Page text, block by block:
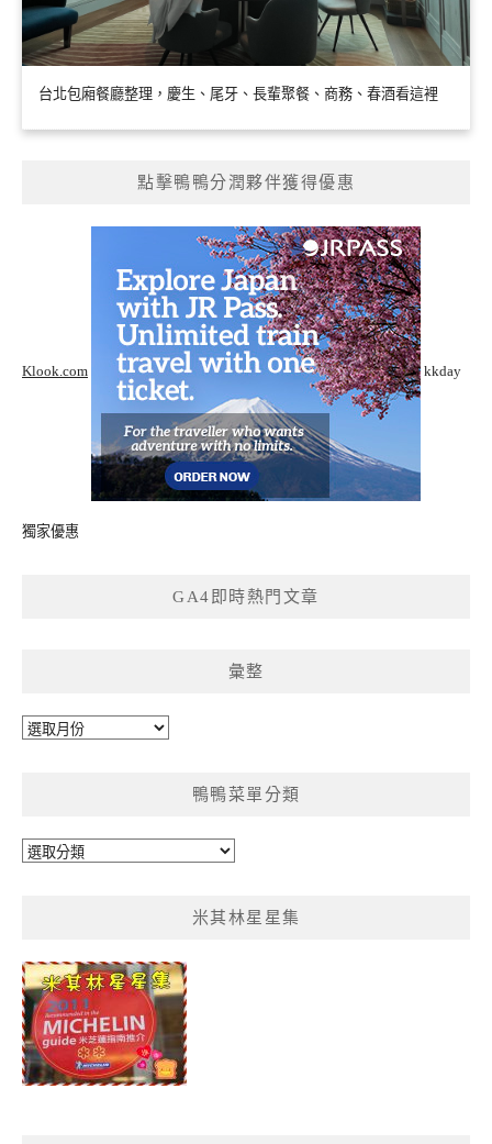
台北包廂餐廳整理，慶生、尾牙、長輩聚餐、商務、春酒看這裡
點擊鴨鴨分潤夥伴獲得優惠
Klook.com kkday
獨家優惠
GA4即時熱門文章
彙整
彙
鴨鴨菜單分類
鴨
類
米其林星星集